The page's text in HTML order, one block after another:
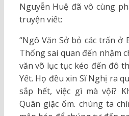
Nguyễn Huệ đã vô cùng
truyện viết:
“Ngô Văn Sở bỏ các trấn ở
Thống sai quan đến nhậm
văn võ lục tục kéo đến đô
Yết. Họ đều xin Sĩ Nghị ra
sắp hết, việc gì mà vội?
Quân giặc ốm. chúng ta